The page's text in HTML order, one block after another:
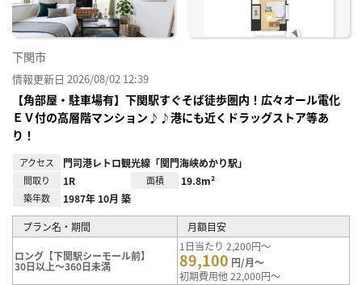
下関市
情報更新日 2026/08/02 12:39
【角部屋・駐車場有】下関駅すぐそば徒歩圏内！広々オール電化
ＥＶ付の高層階マンション♪♪港にも近くドラッグストア等あ
り！
アクセス 門司港レトロ観光線「関門海峡めかり駅」
間取り 1R 面積 19.8m²
築年数 1987年 10月 築
プラン名・期間 月額目安
ロング【下関駅シーモール前】
30日以上～360日未満
1日当たり 2,200円～
89,100 円/月～
初期費用他 22,000円～